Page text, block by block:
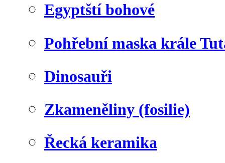
Egyptští bohové
Pohřební maska krále
Dinosauři
Zkameněliny (fosilie)
Řecká keramika